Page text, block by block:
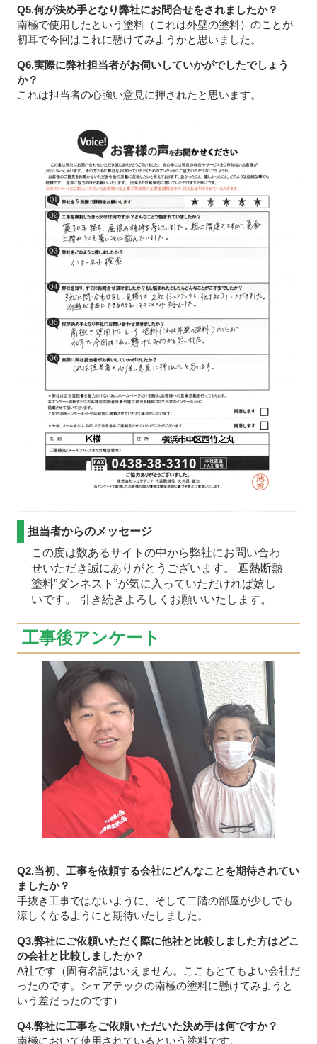
Q5.何が決め手となり弊社にお問合せをされましたか？
南極で使用したという塗料（これは外壁の塗料）のことが
初耳で今回はこれに懸けてみようかと思いました。
Q6.実際に弊社担当者がお伺いしていかがでしたでしょう
か？
これは担当者の心強い意見に押されたと思います。
担当者からのメッセージ
この度は数あるサイトの中から弊社にお問い合わ
せいただき誠にありがとうございます。 遮熱断熱
塗料”ダンネスト”が気に入っていただければ嬉し
いです。 引き続きよろしくお願いいたします。
工事後アンケート
Q2.当初、工事を依頼する会社にどんなことを期待されてい
ましたか？
手抜き工事ではないように、そして二階の部屋が少しでも
涼しくなるようにと期待いたしました。
Q3.弊社にご依頼いただく際に他社と比較しました方はどこ
の会社と比較しましたか？
A社です（固有名詞はいえません。ここもとてもよい会社だ
ったのです。シェアテックの南極の塗料に懸けてみようと
いう差だったのです）
Q4.弊社に工事をご依頼いただいた決め手は何ですか？
南極において使用されているという塗料です。